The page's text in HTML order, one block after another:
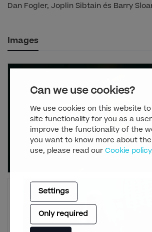
Can we use cookies?
We use cookies on this website
site functionality for you as a
improve the functionality of the
you want to know more about
use, please read our Cookie policy
Settings
Only required
Dan Fogler, Joplin Sibtain és Barry
Images